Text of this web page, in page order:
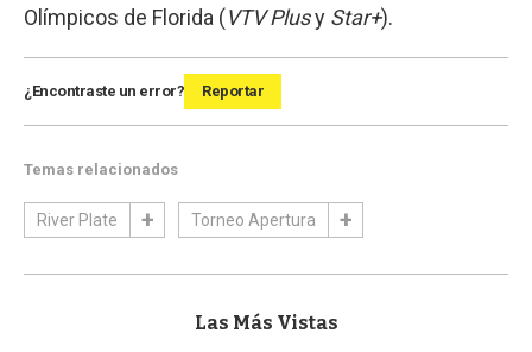
Olímpicos de Florida (VTV Plusy Star+).
¿Encontraste un error? Reportar
Temas relacionados
River Plate Torneo Apertura
Las Más Vistas